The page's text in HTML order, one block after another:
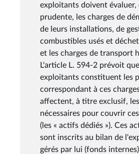
exploitants doivent évaluer,
prudente, les charges de
de leurs installations, de
combustibles usés et
et les charges de transport
L'article L. 594-2 prévoit
exploitants constituent les
correspondant à ces
affectent, à titre exclusif,
nécessaires pour couvrir
(les « actifs dédiés »). Ces
sont inscrits au bilan de
gérés par lui (fonds